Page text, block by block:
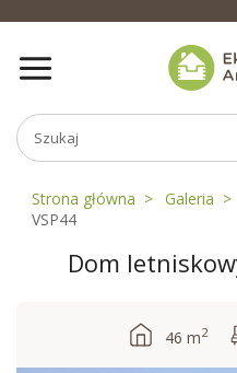
Strona główna Galeria
VSP44
Dom
46 m2